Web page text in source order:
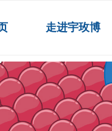
走进宇玫博